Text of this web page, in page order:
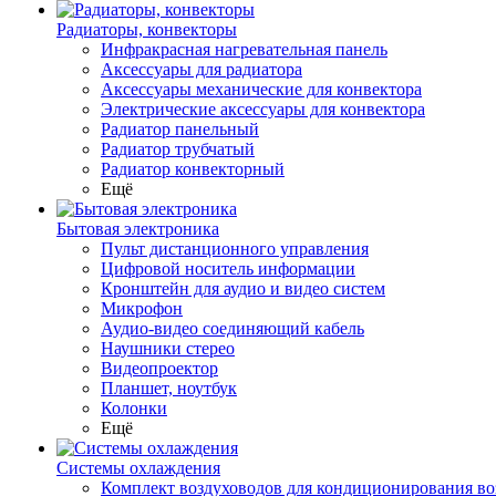
Радиаторы, конвекторы
Инфракрасная нагревательная панель
Аксессуары для радиатора
Аксессуары механические для конвектора
Электрические аксессуары для конвектора
Радиатор панельный
Радиатор трубчатый
Радиатор конвекторный
Ещё
Бытовая электроника
Пульт дистанционного управления
Цифровой носитель информации
Кронштейн для аудио и видео систем
Микрофон
Аудио-видео соединяющий кабель
Наушники стерео
Видеопроектор
Планшет, ноутбук
Колонки
Ещё
Системы охлаждения
Комплект воздуховодов для кондиционирования